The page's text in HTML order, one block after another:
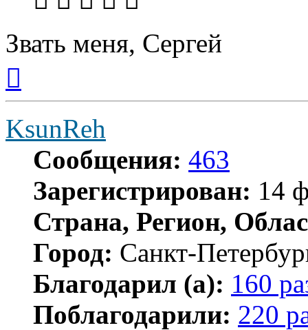
Звать меня, Сергей
началу
KsunReh
Сообщения: 463
Зарегистрирован: 14
Страна, Регион,
Город: Санкт-
Благодарил (а): 160
Поблагодарили: 220